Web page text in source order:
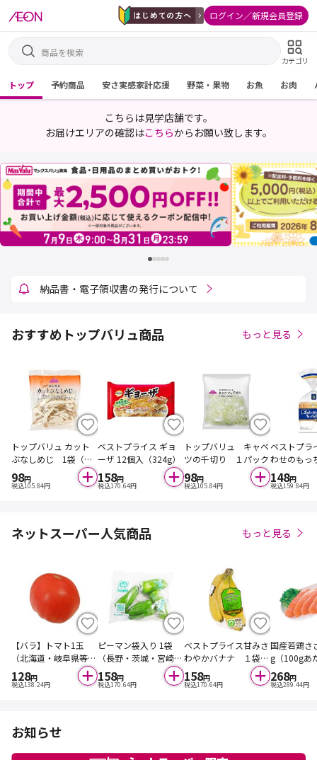
ログイン／新規会員登録
カテゴリ
トップ 予約商品 安さ実感家計応援 野菜・果物 お魚 お肉
こちらは見学店舗です。
お届けエリアの確認はこちらからお願い致します。
納品書・電子領収書の発行について
連絡欄でのお届け先変更・商品追加について
おすすめトップバリュ商品 もっと見る
トップバリュ カット
ぶなしめじ 1袋（三
重・富山県等の国内
産）
98円
税込105.84円
ベストプライス ギョ
ーザ 12個入（324g）
158円
税込170.64円
トップバリュ キャベ
ツの千切り １パック
98円
税込105.84円
ベストプラ
わせのもっ
（国産米粉
入
148円
税込159.84円
ネットスーパー人気商品 もっと見る
【バラ】トマト1玉
（北海道・岐阜県等の
国内産）
128円
税込138.24円
ピーマン袋入り 1袋
（長野・茨城・宮崎県
等の国内産）
158円
税込170.64円
ベストプライス甘みさ
わやかバナナ １袋
（フィリピン産）※入
荷状況により代替品を
158円
税込170.64円
国産若鶏
g（100gあ
（本体））
268円
税込289.44円
お知らせ